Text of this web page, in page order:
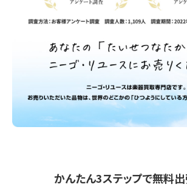
かんたん3ステップで無料